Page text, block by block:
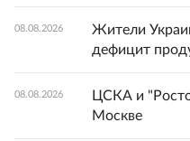
08.08.2026
Жители
дефицит
08.08.2026
ЦСКА и
Москве